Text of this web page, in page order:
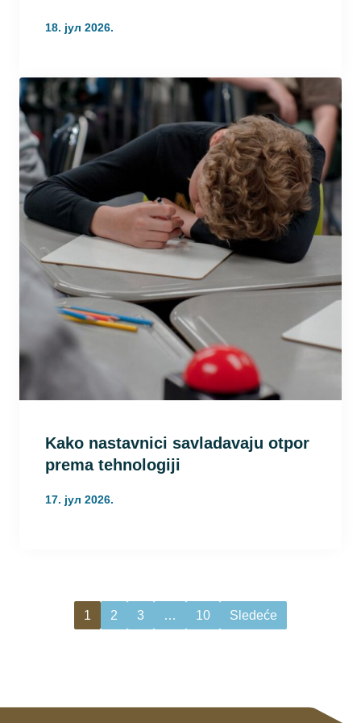
18. јул 2026.
Kako nastavnici savladavaju otpor
prema tehnologiji
17. јул 2026.
1 2 3 … 10 Sledeće